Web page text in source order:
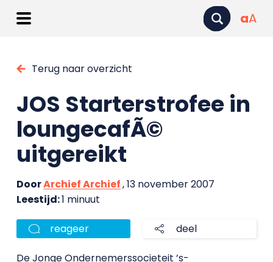
aA
Terug naar overzicht
JOS Starterstrofee in
loungecafÃ©
uitgereikt
DoorArchief Archief, 13 november 2007
Leestijd:1 minuut
reageer deel
De Jonge Ondernemerssocieteit ’s-